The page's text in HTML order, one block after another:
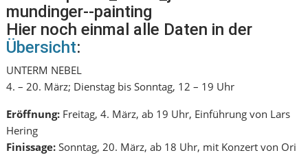
Hier noch einmal alle Daten in der
Übersicht:
UNTERM NEBEL
4. – 20. März; Dienstag bis Sonntag, 12 – 19 Uhr
Eröffnung: Freitag, 4. März, ab 19 Uhr, Einführung von Lars
Hering
Finissage: Sonntag, 20. März, ab 18 Uhr, mit Konzert von Ori